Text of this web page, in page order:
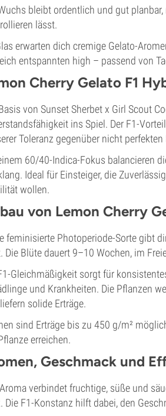
bleibt ordentlich und gut
lässt.
erwarten dich cremige Gelato-
entspannten high – passend von
Cherry Gelato F1
von Sunset Sherbet x Girl Scout
ins Spiel. Der F1-
Toleranz gegenüber nicht
60/40-Indica-Fokus balancieren
Ideal für Einsteiger, die
wollen.
von Lemon Cherry
feminisierte Photoperiode-Sorte gibt
Die Blüte dauert 9–10 Wochen, im
Gleichmäßigkeit sorgt für
und Krankheiten. Die Pflanzen
solide Erträge.
sind Erträge bis zu 450 g/m²
erreichen.
Geschmack und
verbindet fruchtige, süße und
Die F1-Konstanz hilft dabei, den